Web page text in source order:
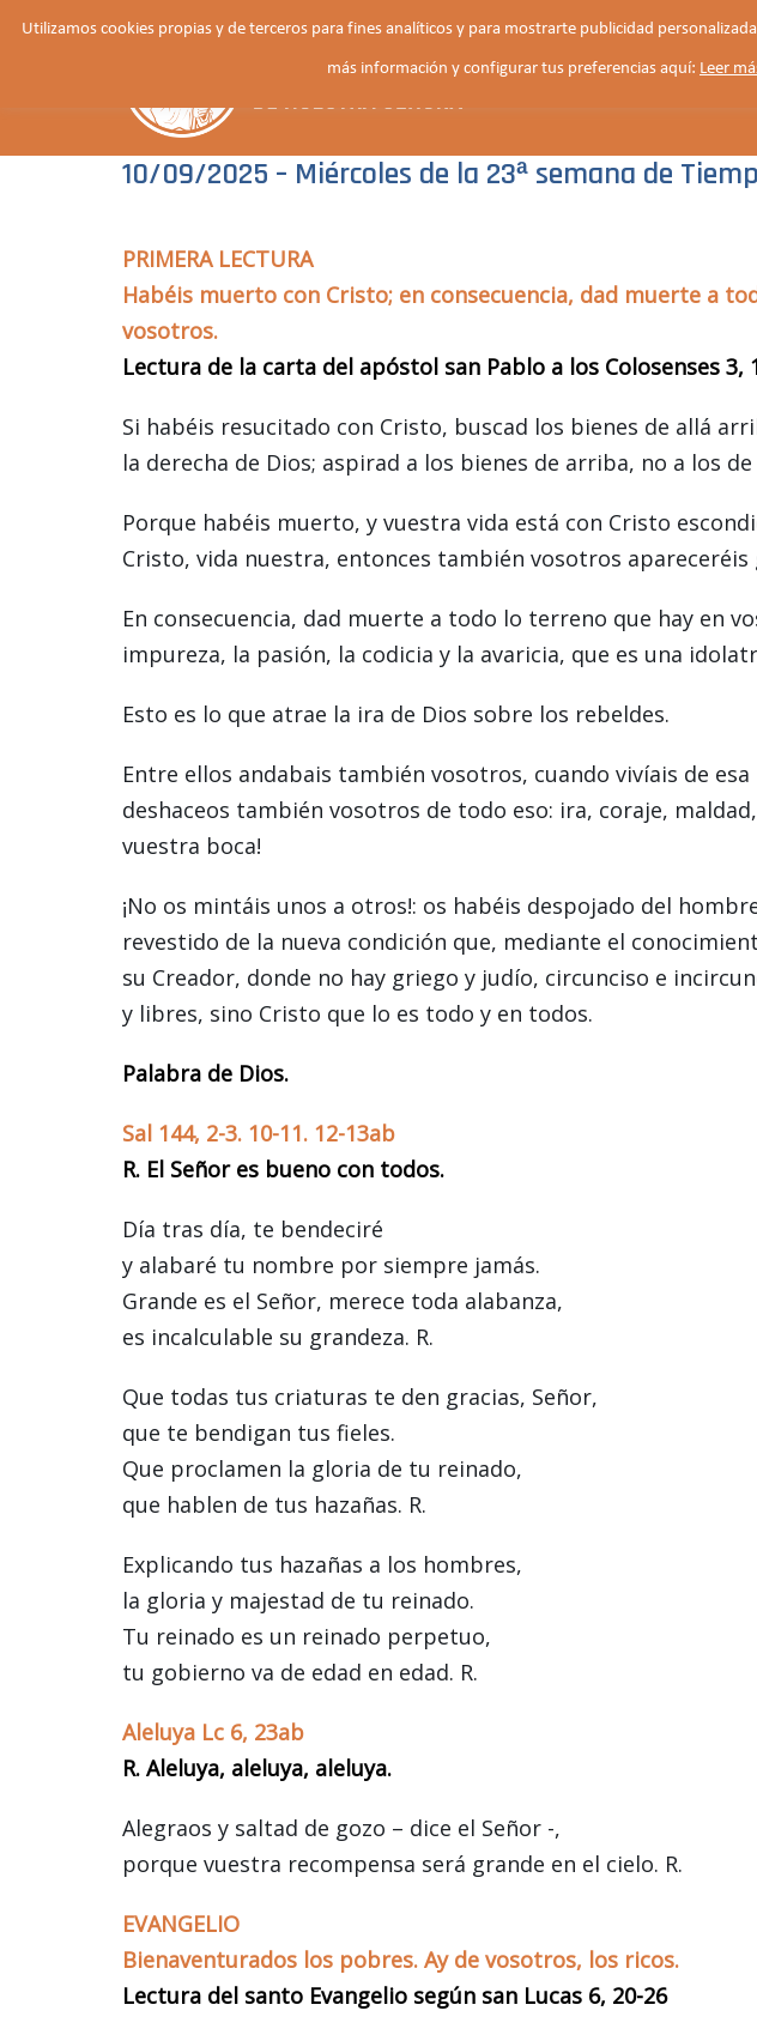
Saltar
HORARIOS
10/09/2025 – Miércoles de la 23ª semana de
PRIMERA LECTURA
Habéis muerto con Cristo; en consecuencia, dad muerte a
vosotros.
Lectura de la carta del apóstol san Pablo a los Colosenses 3,
Si habéis resucitado con Cristo, buscad los bienes de allá
la derecha de Dios; aspirad a los bienes de arriba, no a los
Porque habéis muerto, y vuestra vida está con Cristo
Cristo, vida nuestra, entonces también vosotros
En consecuencia, dad muerte a todo lo terreno que hay en
impureza, la pasión, la codicia y la avaricia, que es una
Esto es lo que atrae la ira de Dios sobre los rebeldes.
Entre ellos andabais también vosotros, cuando vivíais de
deshaceos también vosotros de todo eso: ira, coraje,
vuestra boca!
¡No os mintáis unos a otros!: os habéis despojado del
revestido de la nueva condición que, mediante el
su Creador, donde no hay griego y judío, circunciso e
y libres, sino Cristo que lo es todo y en todos.
Palabra de Dios.
Sal 144, 2-3. 10-11. 12-13ab
R. El Señor es bueno con todos.
Día tras día, te bendeciré
y alabaré tu nombre por siempre jamás.
Grande es el Señor, merece toda alabanza,
es incalculable su grandeza. R.
Que todas tus criaturas te den gracias, Señor,
que te bendigan tus fieles.
Que proclamen la gloria de tu reinado,
que hablen de tus hazañas. R.
Explicando tus hazañas a los hombres,
la gloria y majestad de tu reinado.
Tu reinado es un reinado perpetuo,
tu gobierno va de edad en edad. R.
Aleluya Lc 6, 23ab
R. Aleluya, aleluya, aleluya.
Alegraos y saltad de gozo – dice el Señor -,
porque vuestra recompensa será grande en el cielo. R.
EVANGELIO
Bienaventurados los pobres. Ay de vosotros, los ricos.
Lectura del santo Evangelio según san Lucas 6, 20-26
Utilizamos cookies propias y de terceros para fines analíticos y para mostrarte publicidad
más información y configurar tus preferencias aquí: Leer